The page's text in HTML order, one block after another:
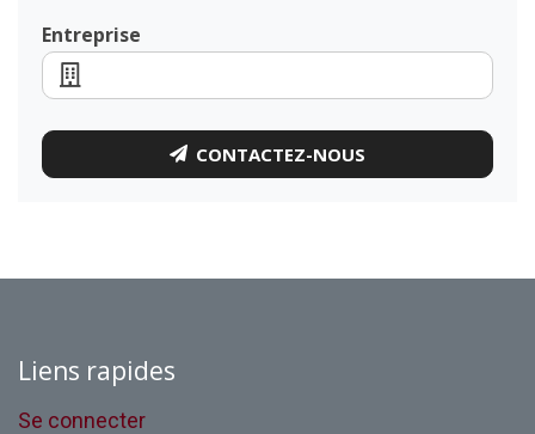
Entreprise
CONTACTEZ-NOUS
Liens rapides
Se connecter